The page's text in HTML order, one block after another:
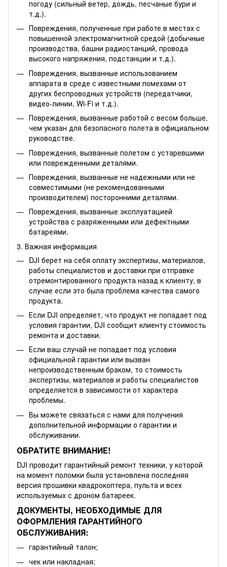
погоду (сильный ветер, дождь, песчаные бури и
т.д.).
Повреждения, полученные при работе в местах с
повышенной электромагнитной средой (добычные
производства, башни радиостанций, провода
высокого напряжения, подстанции и т.д.).
Повреждения, вызванные использованием
аппарата в среде с известными помехами от
других беспроводных устройств (передатчики,
видео-линии, Wi-Fi и т.д.).
Повреждения, вызванные работой с весом больше,
чем указан для безопасного полета в официальном
руководстве.
Повреждения, вызванные полетом с устаревшими
или поврежденными деталями.
Повреждения, вызванные не надежными или не
совместимыми (не рекомендованными
производителем) посторонними деталями.
Повреждения, вызванные эксплуатацией
устройства с разряженными или дефектными
батареями.
3. Важная информация
DJI берет на себя оплату экспертизы, материалов,
работы специалистов и доставки при отправке
отремонтированного продукта назад к клиенту, в
случае если это была проблема качества самого
продукта.
Если DJI определяет, что продукт не попадает под
условия гарантии, DJI сообщит клиенту стоимость
ремонта и доставки.
Если ваш случай не попадает под условия
официальной гарантии или вызван
непроизводственным браком, то стоимость
экспертизы, материалов и работы специалистов
определяется в зависимости от характера
проблемы.
Вы можете связаться с нами для получения
дополнительной информации о гарантии и
обслуживании.
ОБРАТИТЕ ВНИМАНИЕ!
DJI проводит гарантийный ремонт техники, у которой
на момент поломки была установлена последняя
версия прошивки квадрокоптера, пульта и всех
используемых с дроном батареек.
ДОКУМЕНТЫ, НЕОБХОДИМЫЕ ДЛЯ
ОФОРМЛЕНИЯ ГАРАНТИЙНОГО
ОБСЛУЖИВАНИЯ:
гарантийный талон;
чек или накладная;